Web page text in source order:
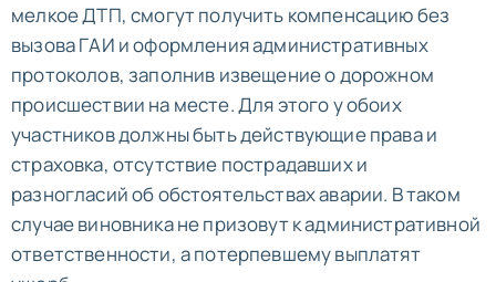
мелкое ДТП, смогут получить компенсацию без
вызова ГАИ и оформления административных
протоколов, заполнив извещение о дорожном
происшествии на месте. Для этого у обоих
участников должны быть действующие права и
страховка, отсутствие пострадавших и
разногласий об обстоятельствах аварии. В таком
случае виновника не призовут к административной
ответственности, а потерпевшему выплатят